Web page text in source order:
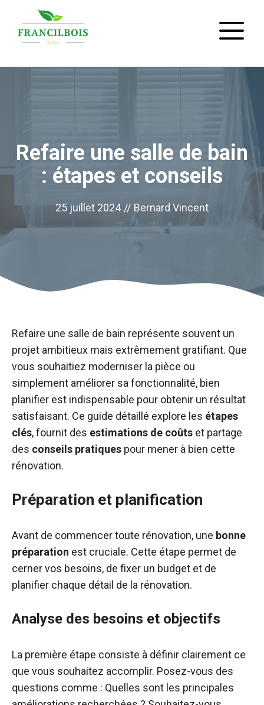
contenu
Refaire une salle de bain
: étapes et conseils
25 juillet 2024 // Bernard Vincent
Refaire une salle de bain représente souvent un
projet ambitieux mais extrêmement gratifiant. Que
vous souhaitiez moderniser la pièce ou
simplement améliorer sa fonctionnalité, bien
planifier est indispensable pour obtenir un résultat
satisfaisant. Ce guide détaillé explore les étapes
clés, fournit des estimations de coûts et partage
des conseils pratiques pour mener à bien cette
rénovation.
Préparation et planification
Avant de commencer toute rénovation, une bonne
préparation est cruciale. Cette étape permet de
cerner vos besoins, de fixer un budget et de
planifier chaque détail de la rénovation.
Analyse des besoins et objectifs
La première étape consiste à définir clairement ce
que vous souhaitez accomplir. Posez-vous des
questions comme : Quelles sont les principales